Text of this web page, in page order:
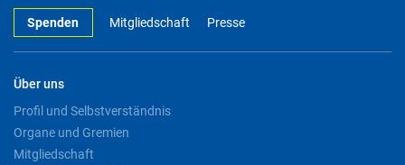
Spenden Mitgliedschaft Presse
Über uns
Profil und Selbstverständnis
Organe und Gremien
Mitgliedschaft